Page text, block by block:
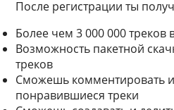
После регистрации ты
Более чем 3 000 000 треков
Возможность пакетной
треков
Сможешь комментировать и
понравившиеся треки